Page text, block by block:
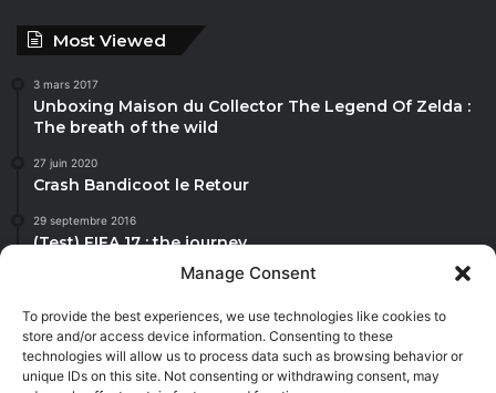
Manage Consent
To provide the best experiences, we use technologies like cookies to
store and/or access device information. Consenting to these
technologies will allow us to process data such as browsing behavior or
unique IDs on this site. Not consenting or withdrawing consent, may
Most Viewed
3 mars 2017
Unboxing Maison du Collector The Legend Of Zelda :
The breath of the wild
27 juin 2020
Crash Bandicoot le Retour
29 septembre 2016
(Test) FIFA 17 : the journey
20 octobre 2016
La Nintendo Switch